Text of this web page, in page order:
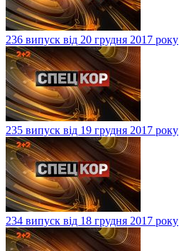
236 випуск від 20 грудня 2017 року
235 випуск від 19 грудня 2017 року
234 випуск від 18 грудня 2017 року